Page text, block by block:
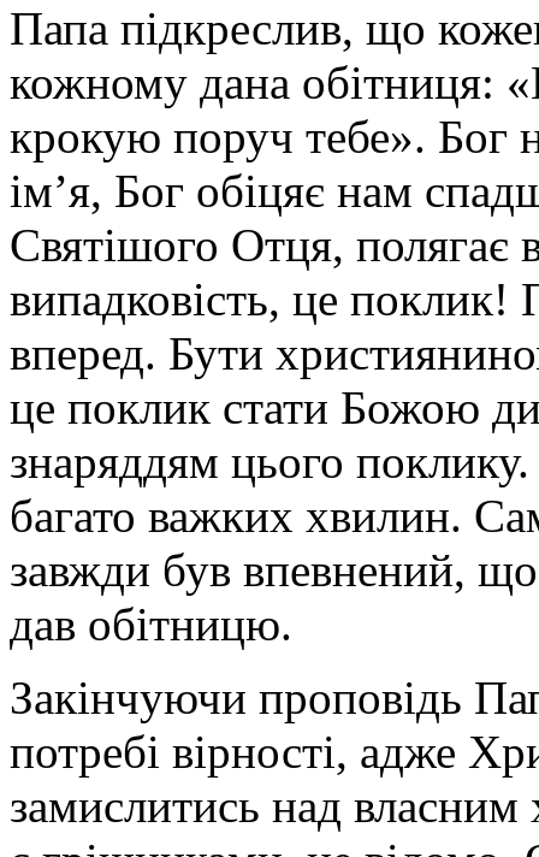
Папа підкреслив, що
кожному дана обітниця:
крокую поруч тебе». Бог
ім’я, Бог обіцяє нам
Святішого Отця, полягає
випадковість, це
вперед. Бути
це поклик стати Божою
знаряддям цього
багато важких хвилин.
завжди був впевнений,
дав обітницю.
Закінчуючи проповідь
потребі вірності, адже
замислитись над